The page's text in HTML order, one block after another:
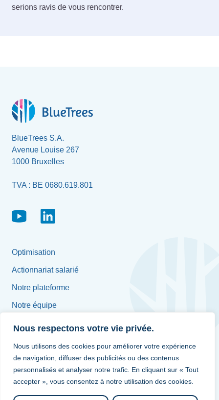
Nous respectons votre vie privée.
Nous utilisons des cookies pour améliorer votre expérience
de navigation, diffuser des publicités ou des contenus
personnalisés et analyser notre trafic. En cliquant sur « Tout
accepter », vous consentez à notre utilisation des cookies.
serions ravis de vous rencontrer.
BlueTrees S.A.
Avenue Louise 267
1000 Bruxelles
TVA : BE 0680.619.801
Optimisation
Actionnariat salarié
Notre plateforme
Notre équipe
Françoise Platteborse